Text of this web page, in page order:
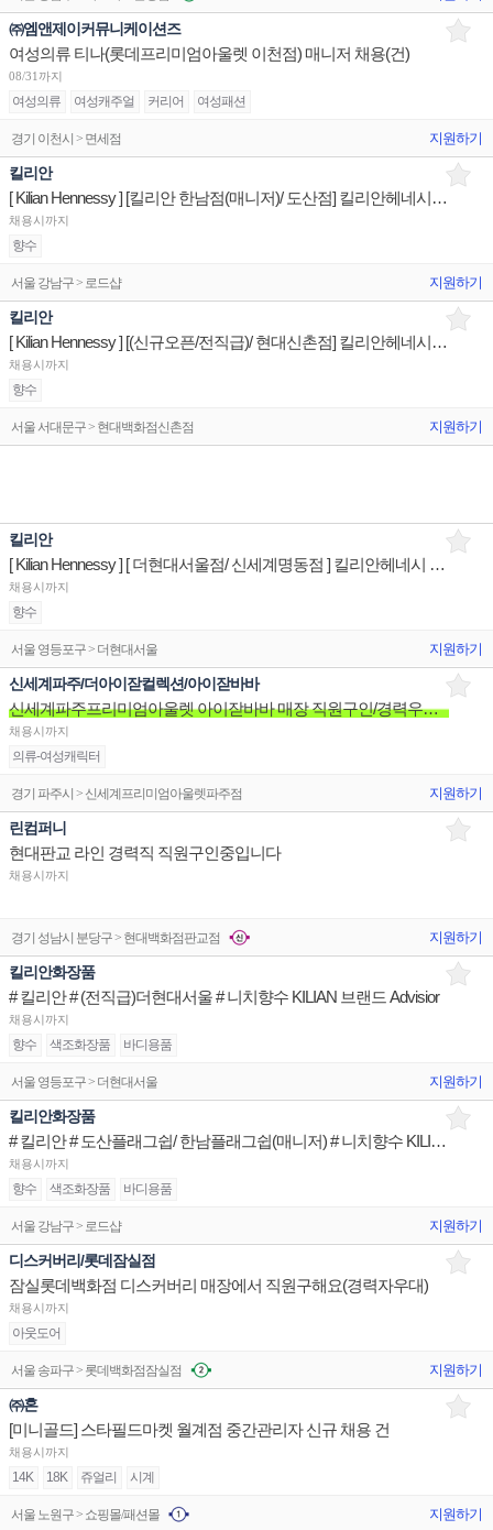
㈜엠앤제이커뮤니케이션즈
여성의류 티나(롯데프리미엄아울렛 이천점) 매니저 채용(건)
08/31까지
여성의류 여성캐주얼 커리어 여성패션
경기 이천시 > 면세점 지원하기
킬리안
[ Kilian Hennessy ] [킬리안 한남점(매니저)/ 도산점] 킬리안헤네시 매장 상품유지 판매직원
채용시까지
향수
서울 강남구 > 로드샵 지원하기
킬리안
[ Kilian Hennessy ] [(신규오픈/전직급)/ 현대신촌점] 킬리안헤네시 매장 상품유지 판매직원
채용시까지
향수
서울 서대문구 > 현대백화점신촌점 지원하기
킬리안
[ Kilian Hennessy ] [ 더현대서울점/ 신세계명동점 ] 킬리안헤네시 매장 상품유지 판매전문직원
채용시까지
향수
서울 영등포구 > 더현대서울 지원하기
신세계파주/더아이잗컬렉션/아이잗바바
신세계파주프리미엄아울렛 아이잗바바 매장 직원구인/경력우대/분위기좋은매장/장기근무환영
채용시까지
의류-여성캐릭터
경기 파주시 > 신세계프리미엄아울렛파주점 지원하기
린컴퍼니
현대판교 라인 경력직 직원구인중입니다
채용시까지
경기 성남시 분당구 > 현대백화점판교점 지원하기
킬리안화장품
# 킬리안 # (전직급)더현대서울 # 니치향수 KILIAN 브랜드 Advisior
채용시까지
향수 색조화장품 바디용품
서울 영등포구 > 더현대서울 지원하기
킬리안화장품
# 킬리안 # 도산플래그쉽/ 한남플래그쉽(매니저) # 니치향수 KILIAN 브랜드 Advisior
채용시까지
향수 색조화장품 바디용품
서울 강남구 > 로드샵 지원하기
디스커버리/롯데잠실점
잠실롯데백화점 디스커버리 매장에서 직원구해요(경력자우대)
채용시까지
아웃도어
서울 송파구 > 롯데백화점잠실점 지원하기
㈜혼
[미니골드] 스타필드마켓 월계점 중간관리자 신규 채용 건
채용시까지
14K 18K 쥬얼리 시계
서울 노원구 > 쇼핑몰/패션몰 지원하기